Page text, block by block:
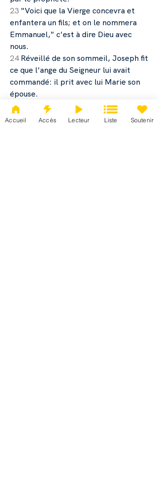
23 "Voici que la Vierge concevra et
enfantera un fils; et on le nommera
Emmanuel," c'est à dire Dieu avec
nous.
24Réveillé de son sommeil, Joseph fit
ce que l'ange du Seigneur lui avait
commandé: il prit avec lui Marie son
épouse.
25Mais il ne la connut point jusqu'à ce
qu'elle enfantât son fils premier-né, à
Accueil Accès Lecteur Liste Soutenir